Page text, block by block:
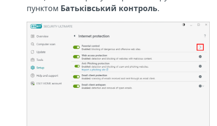
пунктом Батьківський контроль.